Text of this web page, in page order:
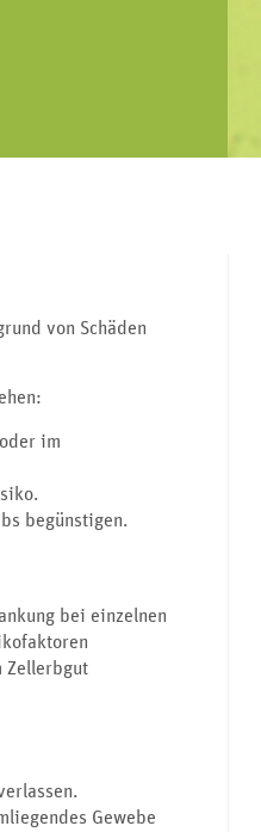
von Schäden
im
begünstigen.
bei einzelnen
Zellerbgut
Gewebe